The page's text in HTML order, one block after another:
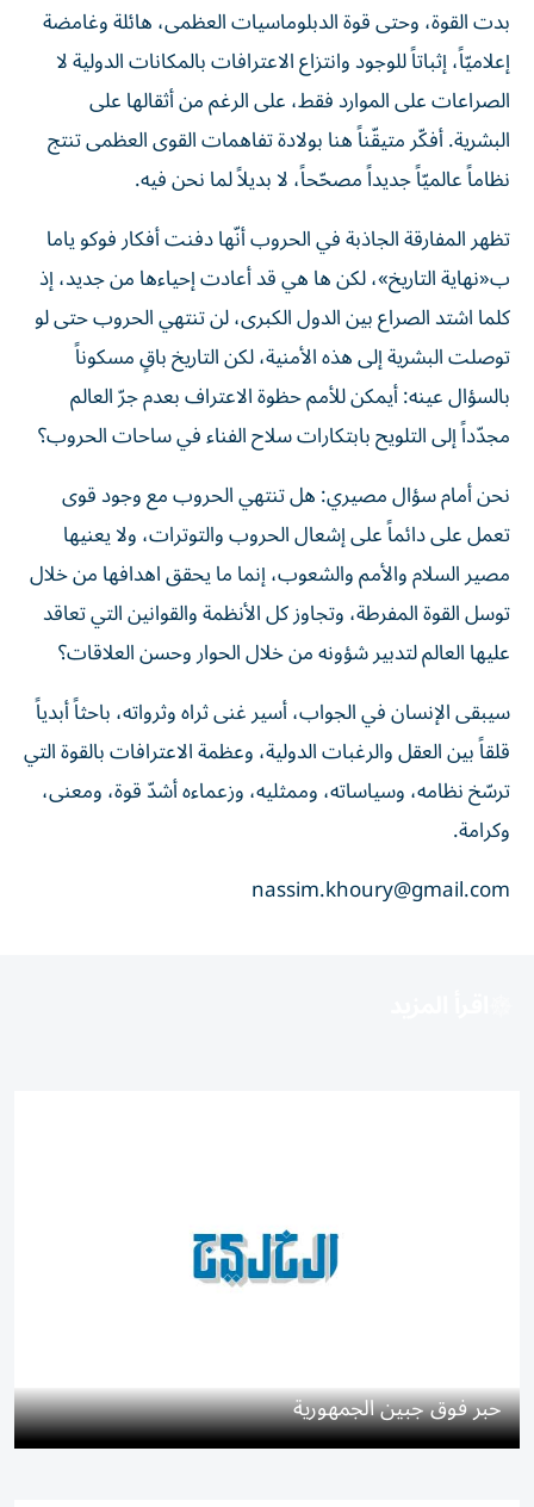
بدت القوة، وحتى قوة الدبلوماسيات العظمى، هائلة وغامضة
إعلاميّاً، إثباتاً للوجود وانتزاع الاعترافات بالمكانات الدولية لا
الصراعات على الموارد فقط، على الرغم من أثقالها على
البشرية. أفكّر متيقّناً هنا بولادة تفاهمات القوى العظمى تنتج
نظاماً عالميّاً جديداً مصحّحاً، لا بديلاً لما نحن فيه.
تظهر المفارقة الجاذبة في الحروب أنّها دفنت أفكار فوكو ياما
ب«نهاية التاريخ»، لكن ها هي قد أعادت إحياءها من جديد، إذ
كلما اشتد الصراع بين الدول الكبرى، لن تنتهي الحروب حتى لو
توصلت البشرية إلى هذه الأمنية، لكن التاريخ باقٍ مسكوناً
بالسؤال عينه: أيمكن للأمم حظوة الاعتراف بعدم جرّ العالم
مجدّداً إلى التلويح بابتكارات سلاح الفناء في ساحات الحروب؟
نحن أمام سؤال مصيري: هل تنتهي الحروب مع وجود قوى
تعمل على دائماً على إشعال الحروب والتوترات، ولا يعنيها
مصير السلام والأمم والشعوب، إنما ما يحقق اهدافها من خلال
توسل القوة المفرطة، وتجاوز كل الأنظمة والقوانين التي تعاقد
عليها العالم لتدبير شؤونه من خلال الحوار وحسن العلاقات؟
سيبقى الإنسان في الجواب، أسير غنى ثراه وثرواته، باحثاً أبدياً
قلقاً بين العقل والرغبات الدولية، وعظمة الاعترافات بالقوة التي
ترسّخ نظامه، وسياساته، وممثليه، وزعماءه أشدّ قوة، ومعنى،
وكرامة.
nassim.khoury@gmail.com
حبر فوق جبين الجمهورية